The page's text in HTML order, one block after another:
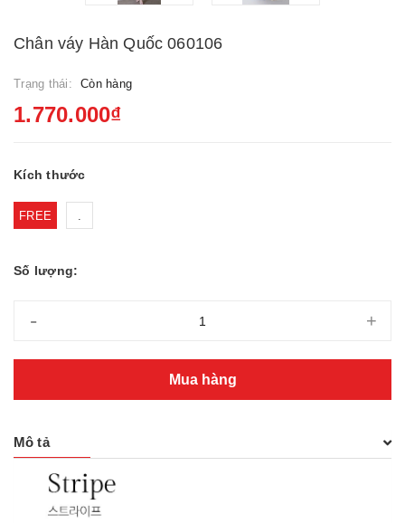
Chân váy Hàn Quốc 060106
Trạng thái: Còn hàng
1.770.000₫
Kích thước
FREE .
Số lượng:
- +
Mua hàng
Mô tả